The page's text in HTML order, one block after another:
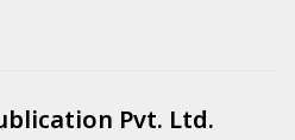
Pvt. Ltd.